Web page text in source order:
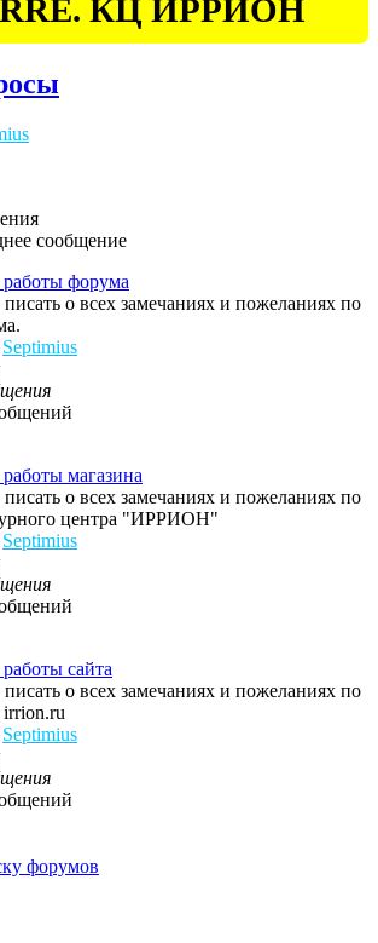
КЦ ИРРИОН
сообщение
форума
о всех замечаниях и пожеланиях по
Septimius
магазина
о всех замечаниях и пожеланиях по
центра "ИРРИОН"
Septimius
сайта
о всех замечаниях и пожеланиях по
irrion.ru
Septimius
форумов